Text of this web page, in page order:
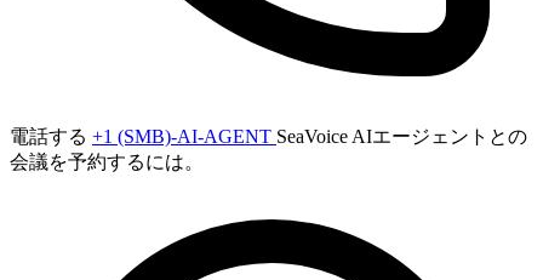
電話する +1 (SMB)-AI-AGENT SeaVoice AIエージェントとの
会議を予約するには。